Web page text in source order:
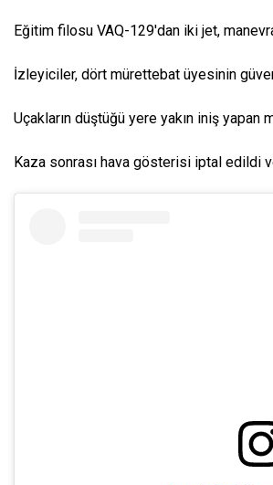
Eğitim filosu VAQ-129'dan iki jet,
İzleyiciler, dört mürettebat üyesinin
Uçakların düştüğü yere yakın iniş yapan
Kaza sonrası hava gösterisi iptal edildi